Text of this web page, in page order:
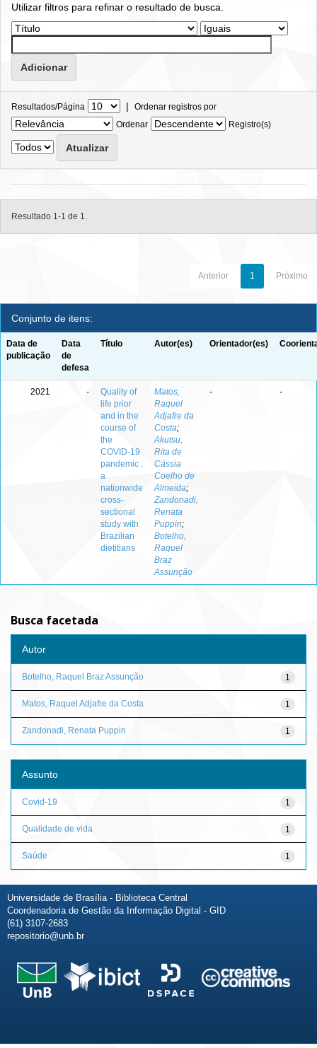
Utilizar filtros para refinar o resultado de busca.
Resultados/Página | Ordenar registros por
Ordenar
Registro(s)
Resultado 1-1 de 1.
Anterior 1 Próximo
Conjunto de itens:
Data de
publicação
Data
de
defesa
Título Autor(es) Orientador(es)
2021 -
Quality of
life prior
and in the
course of
the
COVID-19
pandemic :
a
nationwide
cross-
sectional
study with
Brazilian
dietitians
Matos,
Raquel
Adjafre da
Costa;
Akutsu,
Rita de
Cássia
Coelho de
Almeida;
Zandonadi,
Renata
Puppin;
Botelho,
Raquel
Braz
Assunção
- -
Busca facetada
Autor
1
Botelho, Raquel Braz Assunção
1
Matos, Raquel Adjafre da Costa
1
Zandonadi, Renata Puppin
Assunto
1
Covid-19
1
Qualidade de vida
1
Saúde
Universidade de Brasília - Biblioteca Central
Coordenadoria de Gestão da Informação Digital - GID
(61) 3107-2683
repositorio@unb.br